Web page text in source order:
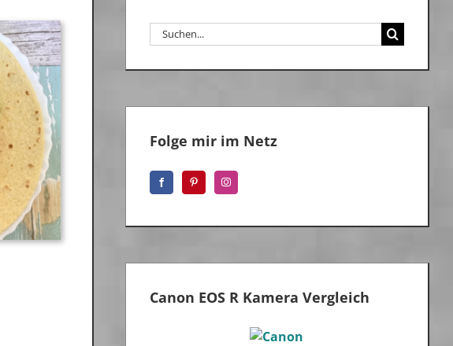
Suche
nach:
Folge mir im Netz
Canon EOS R Kamera Vergleich